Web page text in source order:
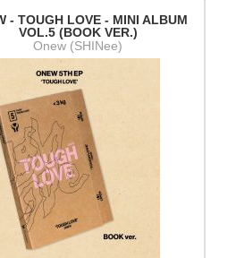
- TOUGH LOVE - MINI ALBUM
VOL.5 (BOOK VER.)
Onew (SHINee)